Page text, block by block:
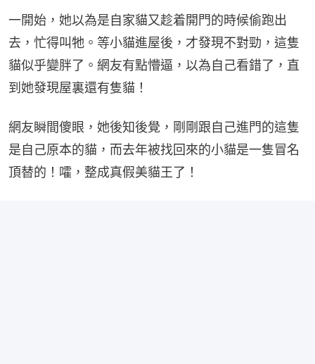
一開始，她以為是自家貓又趁着開門的時候偷跑出
去，忙得叫牠。等小貓進屋後，才發現不對勁，這隻
貓似乎變胖了。網友有點懵逼，以為自己看錯了，直
到她發現屋裏還有隻貓！
網友瞬間傻眼，她後知後覺，剛剛跟自己進門的這隻
是自己原本的貓，而去年被找回來的小貓是一隻冒名
頂替的！嚯，整成真假美貓王了！